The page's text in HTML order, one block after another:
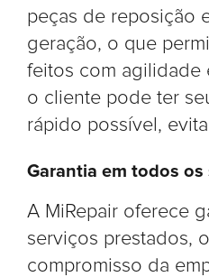
peças de reposição
geração, o que
feitos com agilidade
o cliente pode ter
rápido possível,
Garantia em todos
A MiRepair oferece
serviços prestados,
compromisso da